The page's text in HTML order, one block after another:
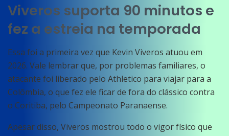
Viveros suporta 90 minutos e
fez a estreia na temporada
Essa foi a primeira vez que Kevin Viveros atuou em
2026. Vale lembrar que, por problemas familiares, o
atacante foi liberado pelo Athletico para viajar para a
Colômbia, o que fez ele ficar de fora do clássico contra
o Coritiba, pelo Campeonato Paranaense.
Apesar disso, Viveros mostrou todo o vigor físico que